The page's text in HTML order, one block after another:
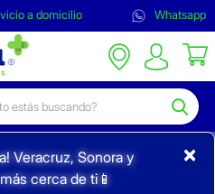
a domicilio Whatsapp
Veracruz, Sonora y
cerca de ti📱
×